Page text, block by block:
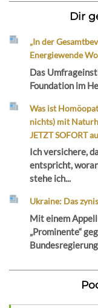
Dir
„In der
Energiewende
Das
Foundation im
Was ist
nichts) mit
JETZT SOFORT
Ich versichere,
entspricht,
stehe ich...
Ukraine: Das
Mit einem
„Prominente“